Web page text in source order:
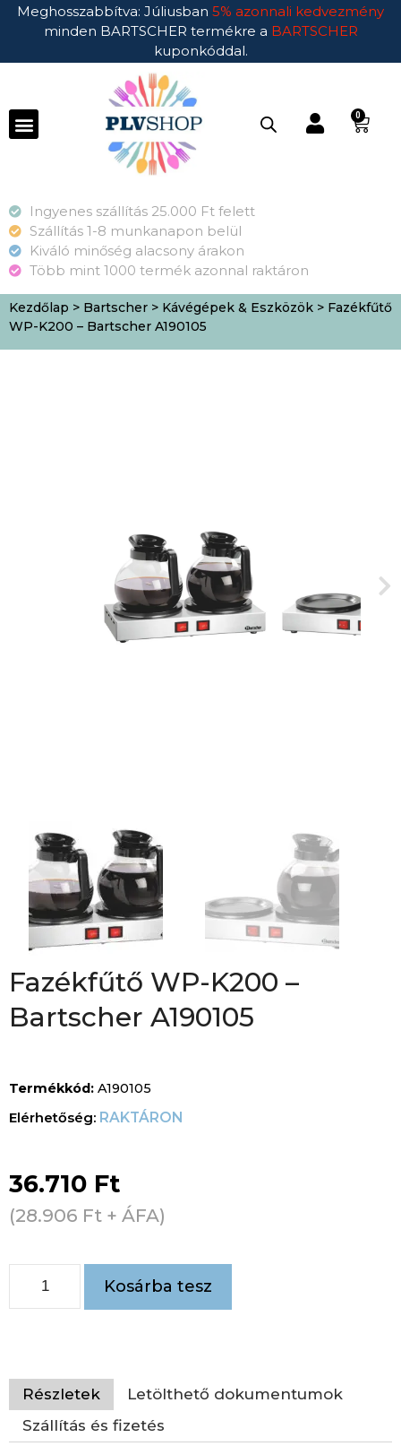
Meghosszabbítva: Júliusban 5% azonnali kedvezmény
minden BARTSCHER termékre a BARTSCHER
kuponkóddal.
0
Ingyenes szállítás 25.000 Ft felett
Szállítás 1-8 munkanapon belül
Kiváló minőség alacsony árakon
Több mint 1000 termék azonnal raktáron
Kezdőlap > Bartscher > Kávégépek & Eszközök > Fazékfűtő
WP-K200 – Bartscher A190105
Fazékfűtő WP-K200 –
Bartscher A190105
Termékkód: A190105
RAKTÁRON
36.710 Ft
(28.906 Ft + ÁFA)
Kosárba tesz
Részletek
Letölthető dokumentumok
Szállítás és fizetés